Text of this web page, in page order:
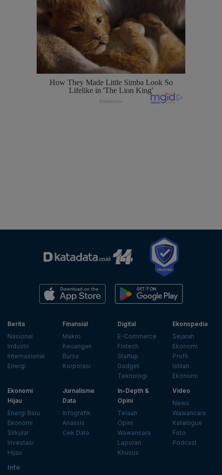
Berita
Nasional
Industri
Internasional
Energi
Finansial
Makro
Keuangan
Bursa
Korporasi
Digital
E-Commerce
Fintech
Startup
Gadget
Teknologi
Ekonopedia
Sejarah
Ekonomi
Profil
Istilah
Ekonomi
Ekonomi
Hijau
Energi Baru
Ekonomi
Sirkular
Investasi
Hijau
Jurnalisme
Data
Infografik
Analisis
Cek Data
In-Depth &
Opini
Telaah
Opini
Wawancara
Laporan
Khusus
Video
News
Wawancara
Katalogue
Foto
Podcast
Info